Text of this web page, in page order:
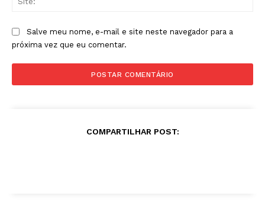
Salve meu nome, e-mail e site neste navegador para a
próxima vez que eu comentar.
COMPARTILHAR POST: